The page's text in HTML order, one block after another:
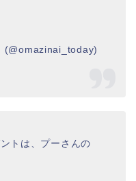
トは、プーさんの